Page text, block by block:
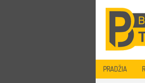
PRADŽIA